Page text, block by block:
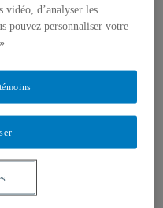
vidéo, d’analyser les
pouvez personnaliser votre